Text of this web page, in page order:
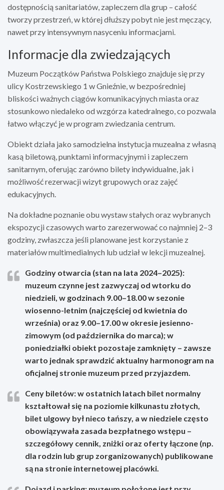
dostępnością sanitariatów, zapleczem dla grup – całość
tworzy przestrzeń, w której dłuższy pobyt nie jest męczący,
nawet przy intensywnym nasyceniu informacjami.
Informacje dla zwiedzających
Muzeum Początków Państwa Polskiego znajduje się przy
ulicy Kostrzewskiego 1 w Gnieźnie, w bezpośredniej
bliskości ważnych ciągów komunikacyjnych miasta oraz
stosunkowo niedaleko od wzgórza katedralnego, co pozwala
łatwo włączyć je w program zwiedzania centrum.
Obiekt działa jako samodzielna instytucja muzealna z własną
kasą biletową, punktami informacyjnymi i zapleczem
sanitarnym, oferując zarówno bilety indywidualne, jak i
możliwość rezerwacji wizyt grupowych oraz zajęć
edukacyjnych.
Na dokładne poznanie obu wystaw stałych oraz wybranych
ekspozycji czasowych warto zarezerwować co najmniej 2–3
godziny, zwłaszcza jeśli planowane jest korzystanie z
materiałów multimedialnych lub udział w lekcji muzealnej.
Godziny otwarcia (stan na lata 2024–2025):
muzeum czynne jest zazwyczaj od wtorku do
niedzieli, w godzinach 9.00–18.00 w sezonie
wiosenno-letnim (najczęściej od kwietnia do
września) oraz 9.00–17.00 w okresie jesienno-
zimowym (od października do marca); w
poniedziałki obiekt pozostaje zamknięty – zawsze
warto jednak sprawdzić aktualny harmonogram na
oficjalnej stronie muzeum przed przyjazdem.
Ceny biletów: w ostatnich latach bilet normalny
kształtował się na poziomie kilkunastu złotych,
bilet ulgowy był nieco tańszy, a w niedziele często
obowiązywała zasada bezpłatnego wstępu –
szczegółowy cennik, zniżki oraz oferty łączone (np.
dla rodzin lub grup zorganizowanych) publikowane
są na stronie internetowej placówki.